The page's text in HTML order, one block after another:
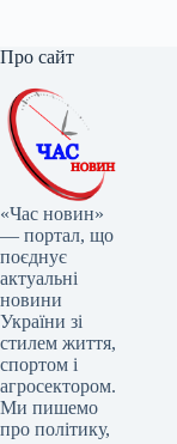
Про сайт
«Час новин»
— портал, що
поєднує
актуальні
новини
України зі
стилем життя,
спортом і
агросектором.
Ми пишемо
про політику,